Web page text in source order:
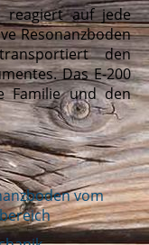
reagiert auf jede
Resonanzboden
den
Das E-200
Familie und den
vom